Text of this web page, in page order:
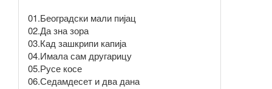
01.Београдски мали пијац
02.Да зна зора
03.Кад зашкрипи капија
04.Имала сам другарицу
05.Русе косе
06.Седамдесет и два дана